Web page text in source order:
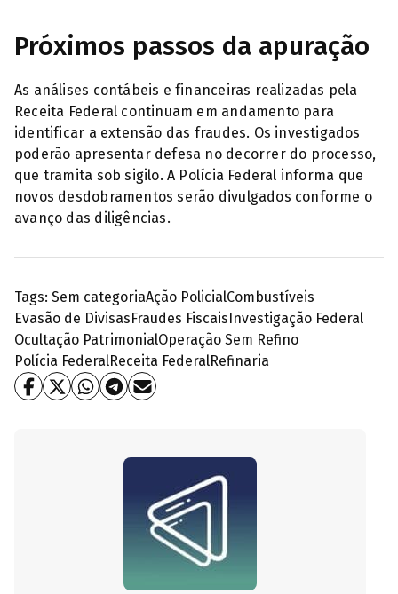
Próximos passos da apuração
As análises contábeis e financeiras realizadas pela
Receita Federal continuam em andamento para
identificar a extensão das fraudes. Os investigados
poderão apresentar defesa no decorrer do processo,
que tramita sob sigilo. A Polícia Federal informa que
novos desdobramentos serão divulgados conforme o
avanço das diligências.
Tags: Sem categoriaAção PolicialCombustíveis
Evasão de DivisasFraudes FiscaisInvestigação Federal
Ocultação PatrimonialOperação Sem Refino
Polícia FederalReceita FederalRefinaria